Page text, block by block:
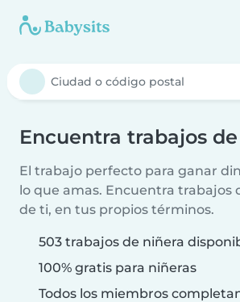
Encuentra trabajos
El trabajo perfecto para ganar
lo que amas. Encuentra trabajos
de ti, en tus propios términos.
503 trabajos de niñera
100% gratis para niñeras
Todos los miembros